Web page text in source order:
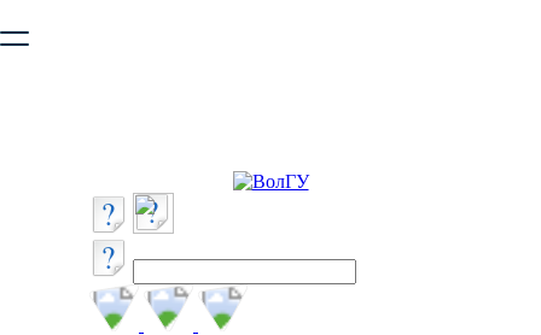
безопасную работу с сайтом. Пожалуйста